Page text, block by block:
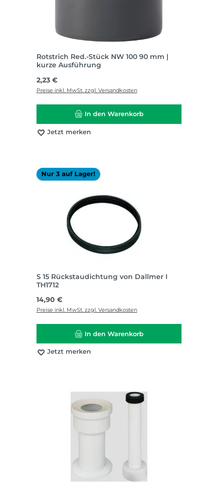
Rotstrich Red.-Stück NW 100 90 mm |
kurze Ausführung
Regulärer Preis:
2,23 €
Preise inkl. MwSt. zzgl. Versandkosten
In den Warenkorb
Jetzt merken
Nur 3 auf Lager!
S 15 Rückstaudichtung von Dallmer I
TH1712
Regulärer Preis:
14,90 €
Preise inkl. MwSt. zzgl. Versandkosten
In den Warenkorb
Jetzt merken